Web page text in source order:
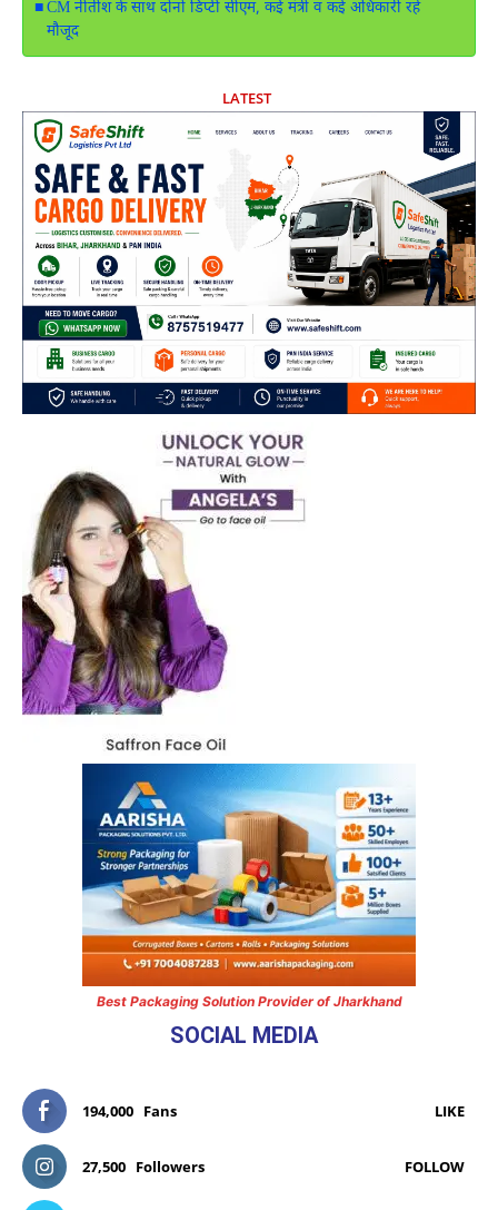
CM नीतीश के साथ दोनों डिप्टी सीएम, कई मंत्री व कई अधिकारी रहे
मौजूद
LATEST
Best Packaging Solution Provider of Jharkhand
SOCIAL MEDIA
194,000 Fans LIKE
27,500 Followers FOLLOW